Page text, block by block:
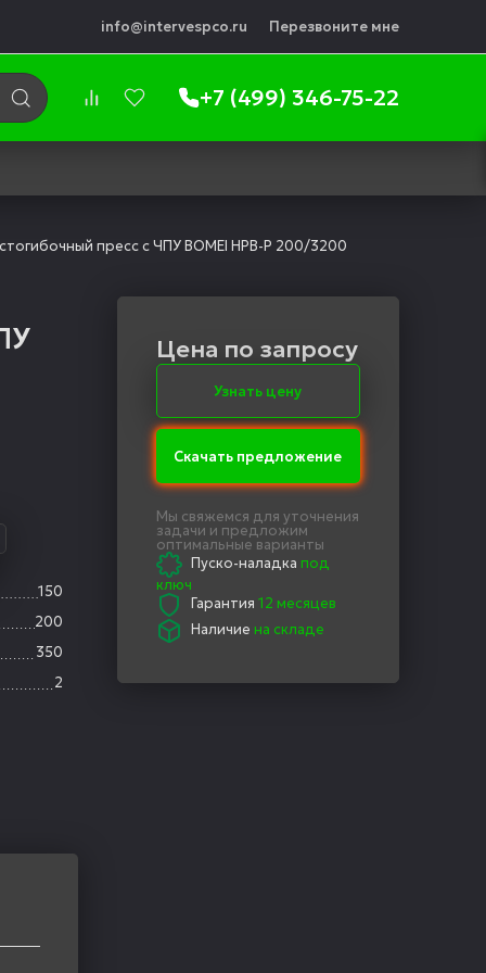
info@intervespco.ru Перезвоните мне
+7 (499) 346-75-22
пресс с ЧПУ BOMEI HPB-P 200/3200
150
200
350
2
Цена по запросу
Узнать цену
Скачать предложение
Мы свяжемся для уточнения
задачи и предложим
оптимальные варианты
Пуско-наладка под
ключ
Гарантия 12 месяцев
Наличие на складе